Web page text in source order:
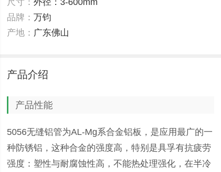
品牌： 万钧
产地： 广东佛山
产品介绍
产品性能
5056无缝铝管为AL-Mg系合金铝板，是应用最广的一
种防锈铝，这种合金的强度高，特别是具孚有抗疲劳
强度：塑性与耐腐蚀性高，不能热处理强化，在半冷